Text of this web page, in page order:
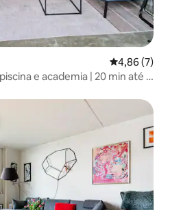
4,86 de uma
4,86 (7)
e academia | 20 min até o